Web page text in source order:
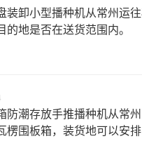
装卸小型播种机从常州运往
的地是否在送货范围内。
防潮存放手推播种机从常州
楞围板箱，装货地可以安排